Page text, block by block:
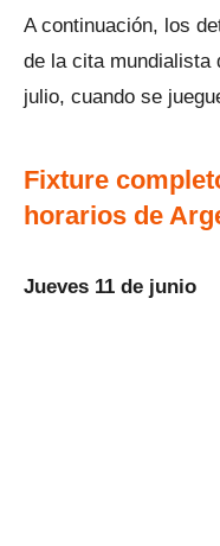
A continuación, los
de la cita mundialista
julio, cuando se
Fixture
horarios de
Jueves 11 de junio